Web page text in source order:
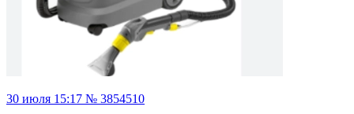
30 июля 15:17 № 3854510